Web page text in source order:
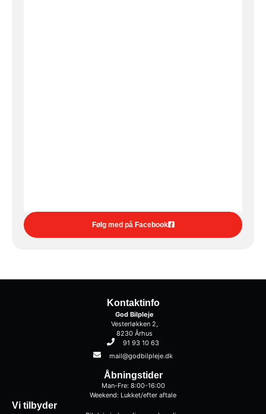
Følg med på Facebook
Kontaktinfo
God Bilpleje
Vesterløkken 2,
8230 Århus
91 93 10 63
mail@godbilpleje.dk
Åbningstider
Man-Fre: 8:00-16:00
Weekend: Lukket/efter aftale
Vi tilbyder